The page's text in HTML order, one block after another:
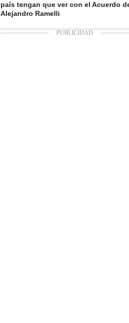
país tengan que ver con el Acuerdo
Alejandro Ramelli